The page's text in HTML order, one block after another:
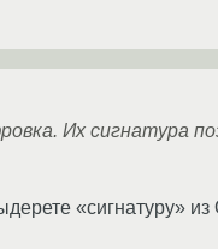
Их сигнатура
«сигнатуру» из